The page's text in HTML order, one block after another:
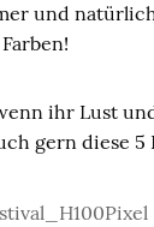
und
ihr Lust
gern diese 5